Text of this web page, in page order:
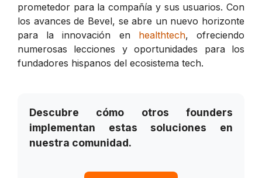
prometedor para la compañía y sus usuarios. Con
los avances de Bevel, se abre un nuevo horizonte
para la innovación en healthtech, ofreciendo
numerosas lecciones y oportunidades para los
fundadores hispanos del ecosistema tech.
Descubre cómo otros founders
implementan estas soluciones en
nuestra comunidad.